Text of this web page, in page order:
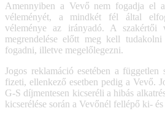
Amennyiben a Vevő nem fogadja el
véleményét, a mindkét fél által
véleménye az irányadó. A szakértői
megrendelése előtt meg kell
fogadni, illetve megelőlegezni.
Jogos reklamáció esetében a
fizeti, ellenkező esetben pedig a Vevő.
G-S díjmentesen kicseréli a hibás
kicserélése során a Vevőnél fellépő ki-